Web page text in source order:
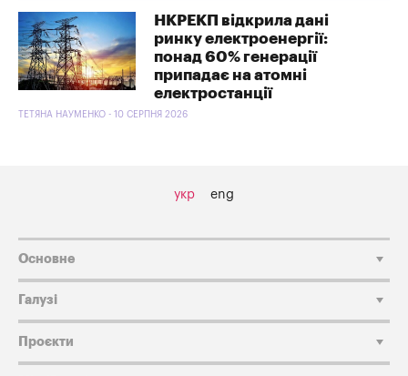
НКРЕКП відкрила дані
ринку електроенергії:
понад 60% генерації
припадає на атомні
електростанції
ТЕТЯНА НАУМЕНКО - 10 СЕРПНЯ 2026
укр eng
Основне
Галузі
Проєкти